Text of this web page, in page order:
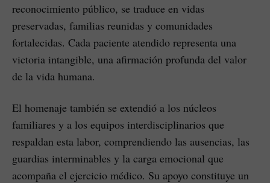
reconocimiento público, se traduce en vidas
preservadas, familias reunidas y comunidades
fortalecidas. Cada paciente atendido representa una
victoria intangible, una afirmación profunda del valor
de la vida humana.
El homenaje también se extendió a los núcleos
familiares y a los equipos interdisciplinarios que
respaldan esta labor, comprendiendo las ausencias, las
guardias interminables y la carga emocional que
acompaña el ejercicio médico. Su apoyo constituye un